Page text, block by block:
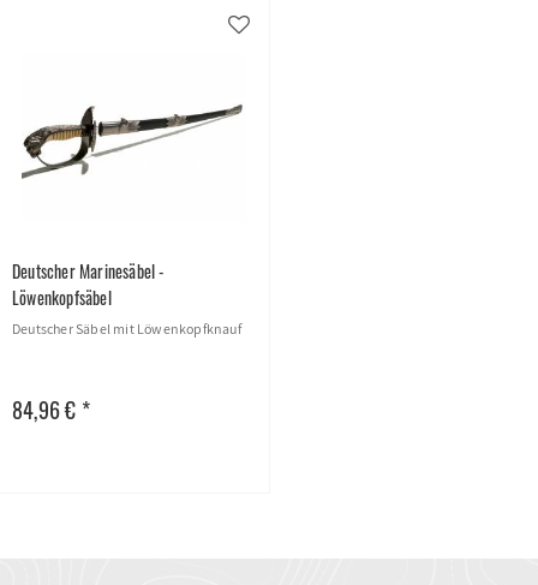
Deutscher Marinesäbel -
Löwenkopfsäbel
Deutscher Säbel mit Löwenkopfknauf
84,96 € *